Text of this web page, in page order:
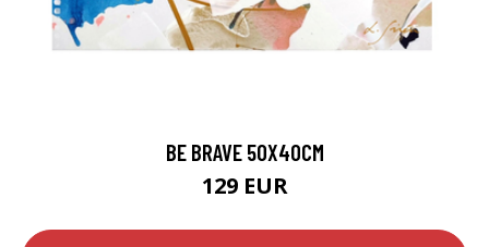
BE BRAVE 50X40CM
129 EUR